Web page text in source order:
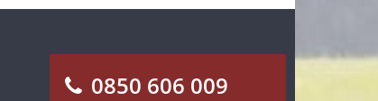
0850 606 009